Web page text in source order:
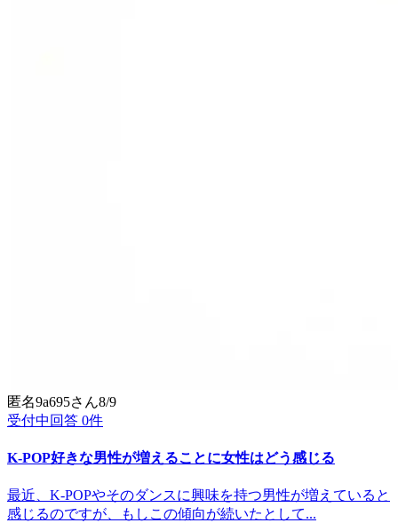
匿名9a695さん8/9
受付中 回答 0件
K-POP好きな男性が増えることに女性はどう感じる
最近、K-POPやそのダンスに興味を持つ男性が増えていると
感じるのですが、もしこの傾向が続いたとして...